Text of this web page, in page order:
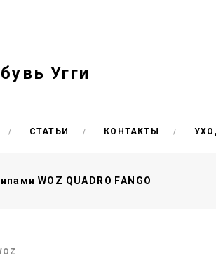
СТАТЬИ КОНТАКТЫ
WOZ QUADRO FANGO